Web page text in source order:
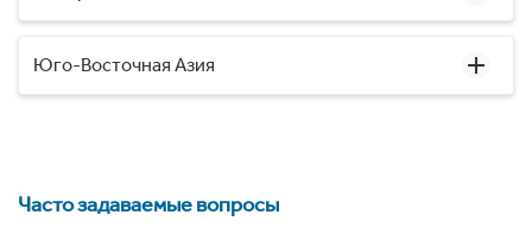
Юго-Восточная Азия
Часто задаваемые вопросы